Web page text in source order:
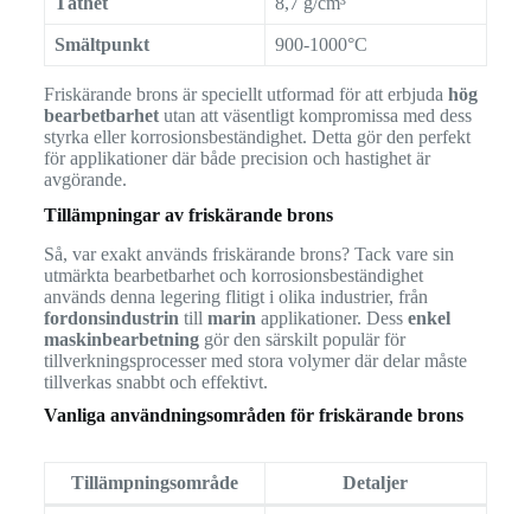
Smältpunkt 900-1000°C
Friskärande brons är speciellt utformad för att erbjuda hög
bearbetbarhetutan att väsentligt kompromissa med dess
styrka eller korrosionsbeständighet. Detta gör den perfekt
för applikationer där både precision och hastighet är
avgörande.
Tillämpningar av friskärande brons
Så, var exakt används friskärande brons? Tack vare sin
utmärkta bearbetbarhet och korrosionsbeständighet
används denna legering flitigt i olika industrier, från
fordonsindustrin till marin applikationer. Dess enkel
maskinbearbetninggör den särskilt populär för
tillverkningsprocesser med stora volymer där delar måste
tillverkas snabbt och effektivt.
Vanliga användningsområden för friskärande brons
Tillämpningsområde Detaljer